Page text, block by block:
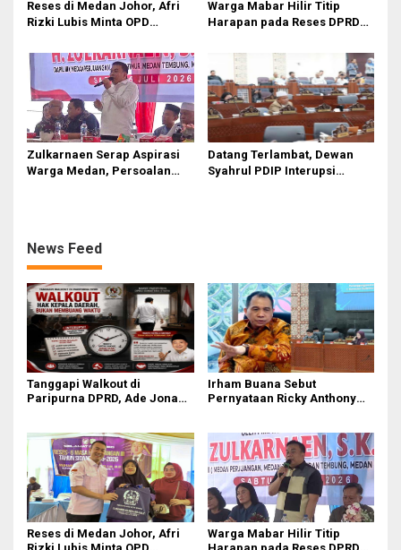
Reses di Medan Johor, Afri
Rizki Lubis Minta OPD
Keluhan Warga
Warga Mabar Hilir Titip
Harapan pada Reses DPRD
Kunjung Surut hingga
Layanan IKD
Zulkarnaen Serap Aspirasi
Warga Medan, Persoalan
Datang Terlambat, Dewan
Syahrul PDIP Interupsi
News Feed
Tanggapi Walkout di
Paripurna DPRD, Ade Jona
Irham Buana Sebut
Pernyataan Ricky Anthony
Paripurna DPRD Sumut
Reses di Medan Johor, Afri
Warga Mabar Hilir Titip